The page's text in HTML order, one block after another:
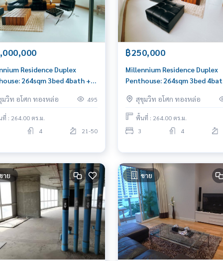
Residence Duplex
3bed 4bath +
มวิท อโศก ทองหล่อ
495
: 264.00 ตร.ม.
4
21-50
฿250,000
Millennium Residence Duplex
Penthouse: 264sqm 3bed
สุขุมวิท อโศก ทองหล่อ
พื้นที่ : 264.00 ตร.ม.
3
4
าย ขาย